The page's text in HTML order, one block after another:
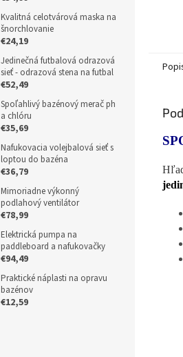
Kvalitná celotvárová maska na
šnorchlovanie
€24,19
Jedinečná futbalová odrazová
sieť - odrazová stena na futbal
€52,49
Spoľahlivý bazénový merač ph
a chlóru
€35,69
Nafukovacia volejbalová sieť s
loptou do bazéna
€36,79
Mimoriadne výkonný
podlahový ventilátor
€78,99
Elektrická pumpa na
paddleboard a nafukovačky
€94,49
Praktické náplasti na opravu
bazénov
€12,59